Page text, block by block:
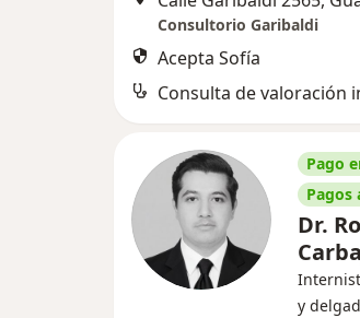
Consultorio Garibaldi
Acepta Sofía
Consulta de valoración
Pago
Pagos
Dr.
y